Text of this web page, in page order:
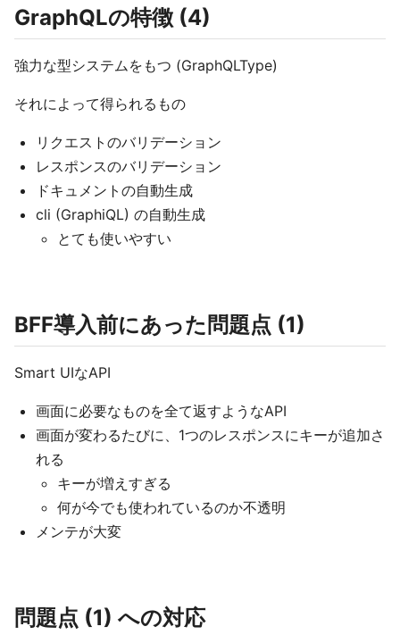
GraphQLの特徴 (4)
強力な型システムをもつ (GraphQLType)
それによって得られるもの
リクエストのバリデーション
レスポンスのバリデーション
ドキュメントの自動生成
cli (GraphiQL) の自動生成
とても使いやすい
BFF導入前にあった問題点 (1)
Smart UIなAPI
画面に必要なものを全て返すようなAPI
画面が変わるたびに、1つのレスポンスにキーが追加さ
れる
キーが増えすぎる
何が今でも使われているのか不透明
メンテが大変
問題点 (1) への対応